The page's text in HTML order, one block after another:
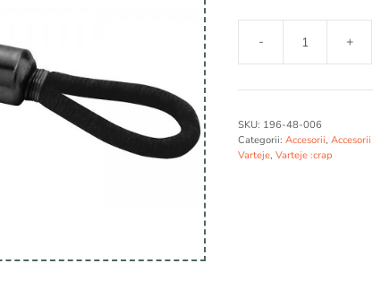
-
K-
KARP
SHOCK
SW.
+
t
e
n
a
SKU: 196-48-006
Categorii:Accesorii,
Varteje,Varteje :crap